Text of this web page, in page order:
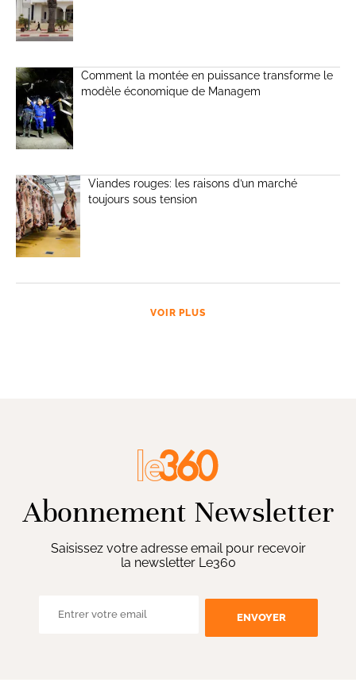
Comment la montée en puissance transforme le
modèle économique de Managem
Viandes rouges: les raisons d’un marché
toujours sous tension
VOIR PLUS
Abonnement Newsletter
Saisissez votre adresse email pour recevoir
la newsletter Le360
ENVOYER